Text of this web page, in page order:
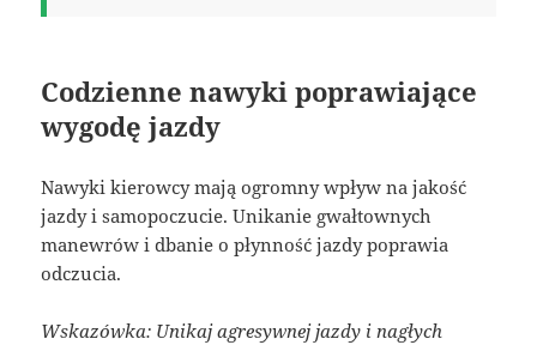
Codzienne nawyki poprawiające
wygodę jazdy
Nawyki kierowcy mają ogromny wpływ na jakość
jazdy i samopoczucie. Unikanie gwałtownych
manewrów i dbanie o płynność jazdy poprawia
odczucia.
Wskazówka: Unikaj agresywnej jazdy i nagłych